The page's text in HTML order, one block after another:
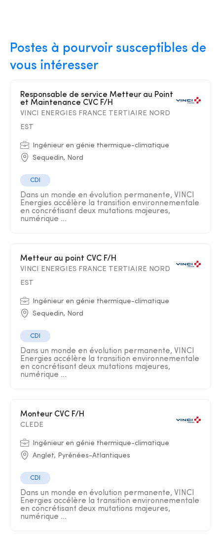
Postes à pourvoir susceptibles de
vous intéresser
Responsable de service Metteur au Point
et Maintenance CVC F/H
VINCI ENERGIES FRANCE TERTIAIRE NORD
EST
Ingénieur en génie thermique-climatique
Sequedin, Nord
CDI
Dans un monde en évolution permanente, VINCI
Energies accélère la transition environnementale
en concrétisant deux mutations majeures,
numérique ...
Metteur au point CVC F/H
VINCI ENERGIES FRANCE TERTIAIRE NORD
EST
Ingénieur en génie thermique-climatique
Sequedin, Nord
CDI
Dans un monde en évolution permanente, VINCI
Energies accélère la transition environnementale
en concrétisant deux mutations majeures,
numérique ...
Monteur CVC F/H
CLEDE
Ingénieur en génie thermique-climatique
Anglet, Pyrénées-Atlantiques
CDI
Dans un monde en évolution permanente, VINCI
Energies accélère la transition environnementale
en concrétisant deux mutations majeures,
numérique ...